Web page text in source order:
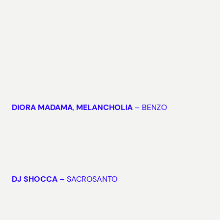
DIORA MADAMA, MELANCHOLIA – BENZO
DJ SHOCCA – SACROSANTO